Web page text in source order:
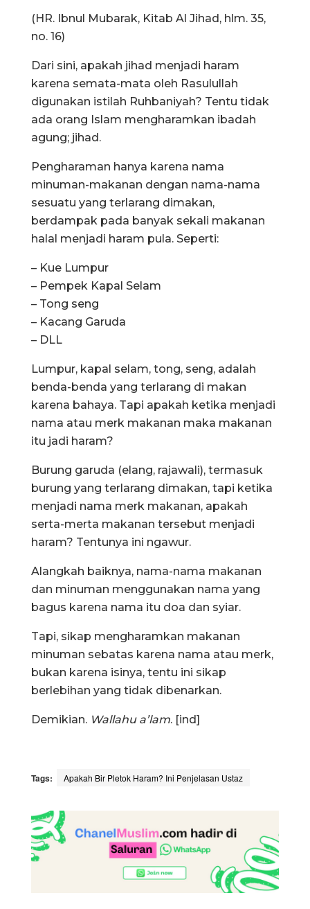
(HR. Ibnul Mubarak, Kitab Al Jihad, hlm. 35,
no. 16)
Dari sini, apakah jihad menjadi haram
karena semata-mata oleh Rasulullah
digunakan istilah Ruhbaniyah? Tentu tidak
ada orang Islam mengharamkan ibadah
agung; jihad.
Pengharaman hanya karena nama
minuman-makanan dengan nama-nama
sesuatu yang terlarang dimakan,
berdampak pada banyak sekali makanan
halal menjadi haram pula. Seperti:
– Kue Lumpur
– Pempek Kapal Selam
– Tong seng
– Kacang Garuda
– DLL
Lumpur, kapal selam, tong, seng, adalah
benda-benda yang terlarang di makan
karena bahaya. Tapi apakah ketika menjadi
nama atau merk makanan maka makanan
itu jadi haram?
Burung garuda (elang, rajawali), termasuk
burung yang terlarang dimakan, tapi ketika
menjadi nama merk makanan, apakah
serta-merta makanan tersebut menjadi
haram? Tentunya ini ngawur.
Alangkah baiknya, nama-nama makanan
dan minuman menggunakan nama yang
bagus karena nama itu doa dan syiar.
Tapi, sikap mengharamkan makanan
minuman sebatas karena nama atau merk,
bukan karena isinya, tentu ini sikap
berlebihan yang tidak dibenarkan.
Demikian. Wallahu a’lam. [ind]
Tags: Apakah Bir Pletok Haram? Ini Penjelasan Ustaz